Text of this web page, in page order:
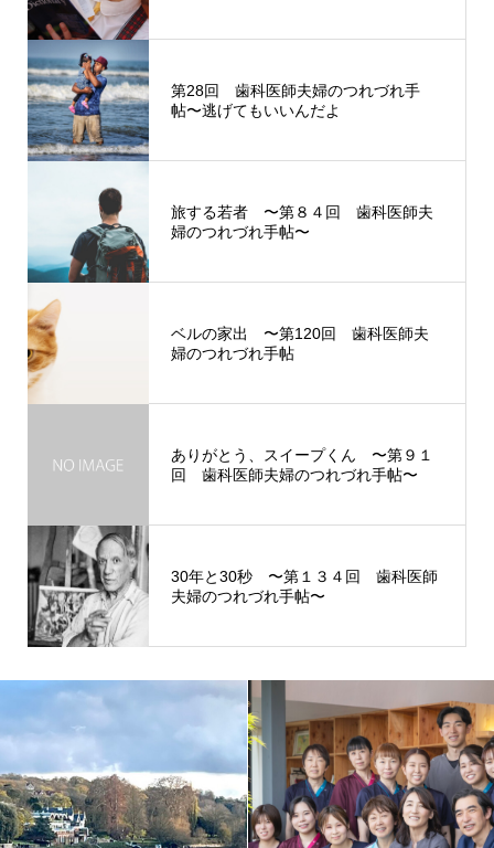
第28回 歯科医師夫婦のつれづれ手
帖〜逃げてもいいんだよ
旅する若者 〜第８４回 歯科医師夫
婦のつれづれ手帖〜
ベルの家出 〜第120回 歯科医師夫
婦のつれづれ手帖
ありがとう、スイープくん 〜第９１
回 歯科医師夫婦のつれづれ手帖〜
30年と30秒 〜第１３４回 歯科医師
夫婦のつれづれ手帖〜